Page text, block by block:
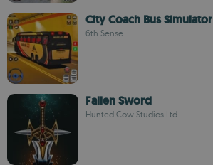
City Coach Bus Simulator
6th Sense
Fallen Sword
Hunted Cow Studios Ltd